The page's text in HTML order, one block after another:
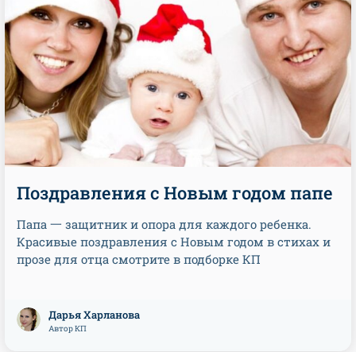
Поздравления с Новым годом папе
Папа 一 защитник и опора для каждого ребенка.
Красивые поздравления с Новым годом в стихах и
прозе для отца смотрите в подборке КП
Дарья Харланова
Автор КП